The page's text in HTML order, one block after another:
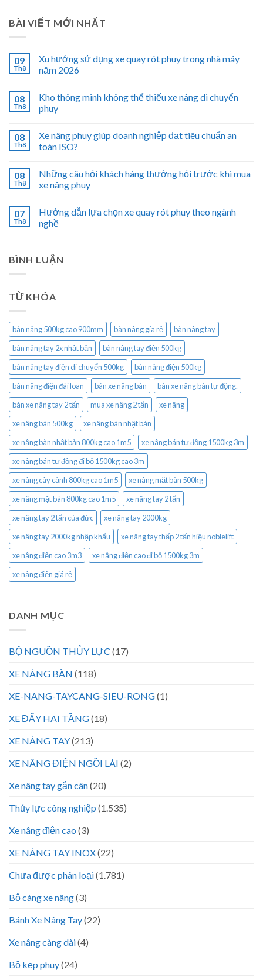
BÀI VIẾT MỚI NHẤT
09
Th8
Xu hướng sử dụng xe quay rót phuy trong nhà máy
năm 2026
08
Th8
Kho thông minh không thể thiếu xe nâng di chuyển
phuy
08
Th8
Xe nâng phuy giúp doanh nghiệp đạt tiêu chuẩn an
toàn ISO?
08
Th8
Những câu hỏi khách hàng thường hỏi trước khi mua
xe nâng phuy
07
Th8
Hướng dẫn lựa chọn xe quay rót phuy theo ngành
nghề
BÌNH LUẬN
TỪ KHÓA
bàn nâng 500kg cao 900mm bàn nâng gía rẻ
bàn nâng tay
bàn nâng tay 2x nhật bản
bàn nâng tay điện 500kg
bàn nâng tay điện di chuyển 500kg
bàn nâng điện 500kg
bàn nâng điện đài loan
bán xe nâng bàn
bán xe nâng bán tự động.
bán xe nâng tay 2 tấn
mua xe nâng 2 tấn
xe nâng
xe nâng bàn 500kg
xe nâng bàn nhật bản
xe nâng bàn nhật bản 800kg cao 1m5
xe nâng bán tự động 1500kg 3m
xe nâng bán tự động đi bộ 1500kg cao 3m
xe nâng cây cảnh 800kg cao 1m5
xe nâng mặt bàn 500kg
xe nâng mặt bàn 800kg cao 1m5
xe nâng tay 2 tấn
xe nâng tay 2 tấn của đức
xe nâng tay 2000kg
xe nâng tay 2000kg nhập khẩu
xe nâng tay thấp 2 tấn hiệu noblelift
xe nâng điện cao 3m3
xe nâng điện cao đi bộ 1500kg 3m
xe nâng điện giá rẻ
DANH MỤC
BỘ NGUỒN THỦY LỰC (17)
XE NÂNG BÀN (118)
XE-NANG-TAYCANG-SIEU-RONG(1)
XE ĐẨY HAI TẦNG(18)
XE NÂNG TAY(213)
XE NÂNG ĐIỆN NGỒI LÁI (2)
Xe nâng tay gắn cân(20)
Thủy lực công nghiệp (1.535)
Xe nâng điện cao (3)
XE NÂNG TAY INOX(22)
Chưa được phân loại(1.781)
Bộ càng xe nâng(3)
Bánh Xe Nâng Tay(22)
Xe nâng càng dài(4)
Bộ kẹp phuy(24)